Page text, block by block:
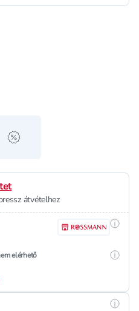
a bevásárló listához
alert when on sale
átvételhez
elérhető